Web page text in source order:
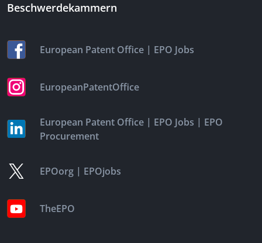
Beschwerdekammern
European Patent Office | EPO Jobs
EuropeanPatentOffice
European Patent Office | EPO Jobs | EPO
Procurement
EPOorg | EPOjobs
TheEPO